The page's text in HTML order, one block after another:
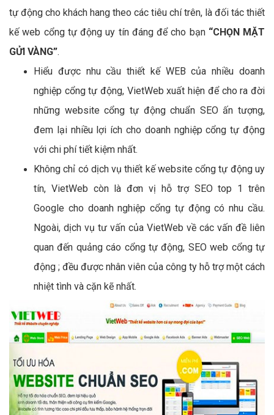
tự động cho khách hang theo các tiêu chí trên, là đối tác thiết
kế web cổng tự động uy tín đáng để cho bạn “CHỌN MẶT
GỬI VÀNG”.
Hiểu được nhu cầu thiết kế WEB của nhiều doanh
nghiệp cổng tự động, VietWeb xuất hiện để cho ra đời
những website cổng tự động chuẩn SEO ấn tượng,
đem lại nhiều lợi ích cho doanh nghiệp cổng tự động
với chi phí tiết kiệm nhất.
Không chỉ có dịch vụ thiết kế website cổng tự động uy
tín, VietWeb còn là đơn vị hỗ trợ SEO top 1 trên
Google cho doanh nghiệp cổng tự động có nhu cầu.
Ngoài, dịch vụ tư vấn của VietWeb về các vấn đề liên
quan đến quảng cáo cổng tự động, SEO web cổng tự
động ; đều được nhân viên của công ty hỗ trợ một cách
nhiệt tình và cặn kẽ nhất.